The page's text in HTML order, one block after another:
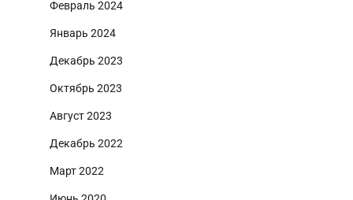
Февраль 2024
Январь 2024
Декабрь 2023
Октябрь 2023
Август 2023
Декабрь 2022
Март 2022